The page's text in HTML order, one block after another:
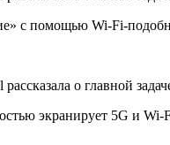
с помощью Wi-Fi-
экранирует 5G и Wi-